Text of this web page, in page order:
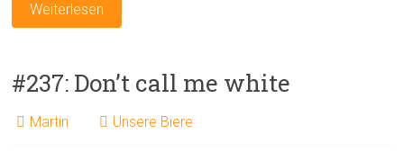
Weiterlesen
#237: Don’t call me white
Martin Unsere Biere